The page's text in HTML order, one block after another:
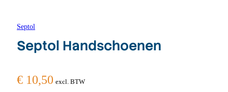
Septol
Septol Handschoenen
€ 10,50 excl. BTW